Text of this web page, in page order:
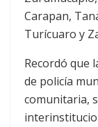
Carapan,
Turícuaro y
Recordó que
de policía
comunitaria,